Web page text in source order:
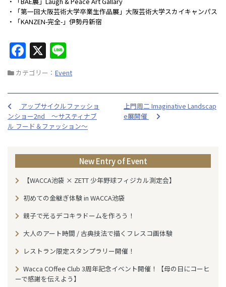
・「第一回大阪芸術大学卒業生作品展」大阪芸術大学スカイキャンパス
・「KANZEN-完全-」伊勢丹新宿
F
a
c
e
b
o
k
X
n
e
カテゴリー： Event
アップサイクルファッショ
ンショー2nd ～サスティナブ
ル フード＆ファッション～
上門周二 Imaginative Landscap
e展開催
New Entry of Event
【WACCA池袋 × ZETT 少年野球フィジカル測定会】
初めての金継ぎ体験 in WACCA池袋
親子で光るデコキラドームを作ろう！
大人のアート時間 / 古典技法で描くフレスコ画体験
レストラン限定スタンプラリー開催！
Wacca COffee Club 3周年記念イベント開催！【母の日にコーヒ
ーで感謝を伝えよう】